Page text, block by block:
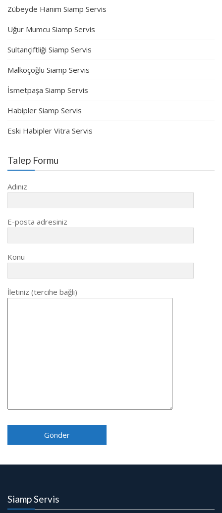
Zübeyde Hanım Siamp Servis
Uğur Mumcu Siamp Servis
Sultançiftliği Siamp Servis
Malkoçoğlu Siamp Servis
İsmetpaşa Siamp Servis
Habipler Siamp Servis
Eski Habipler Vitra Servis
Talep Formu
Adınız
E-posta adresiniz
Konu
İletiniz (tercihe bağlı)
Siamp Servis